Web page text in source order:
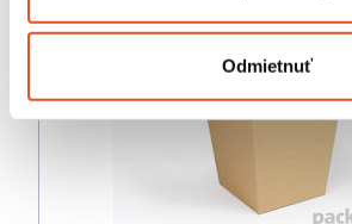
Viac informácií o tom, ako sa
údaje, nájdete v časti svašimi
o používaní súborov cookie.
Na prispôsobenie obsahu a reklám,
sociálnych médií a analýzu
Odmietnuť